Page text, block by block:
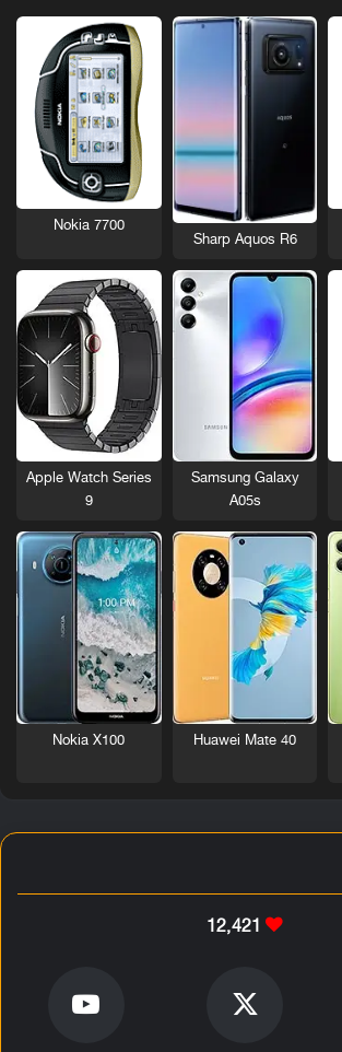
Sharp Aquos R6
Nokia 7700
Samsung Galaxy
A05s
Apple Watch Series
9
Huawei Mate 40
Nokia X100
12٬421